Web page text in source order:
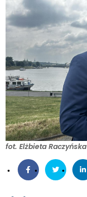
fot. Elżbieta Raczyńska